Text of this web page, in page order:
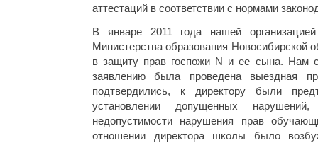
аттестаций в соответствии с нормами
В январе 2011 года нашей
Министерства образования Новосибирской
в защиту прав госпожи N и ее сына. Нам
заявлению была проведена выездная
подтвердились, к директору были
установлении допущенных
недопустимости нарушения прав
отношении директора школы было